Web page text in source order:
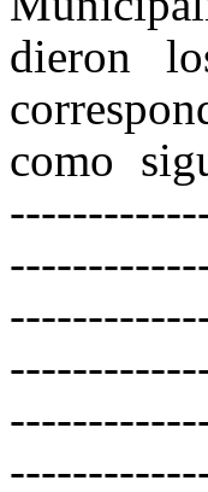
dieron
como